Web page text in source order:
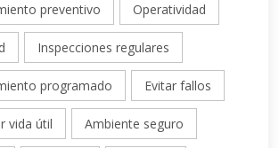
preventivo Operatividad
Inspecciones regulares
programado Evitar fallos
vida útil Ambiente seguro